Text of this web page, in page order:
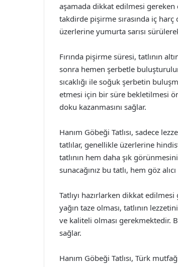
aşamada dikkat edilmesi gereken
takdirde pişirme sırasında iç harç
üzerlerine yumurta sarısı
Fırında pişirme süresi, tatlının
sonra hemen şerbetle
sıcaklığı ile soğuk şerbetin
etmesi için bir süre bekletilmesi
doku kazanmasını sağlar.
Hanım Göbeği Tatlısı, sadece
tatlılar, genellikle üzerlerine
tatlının hem daha şık
sunacağınız bu tatlı, hem göz
Tatlıyı hazırlarken dikkat
yağın taze olması, tatlının
ve kaliteli olması gerekmektedir.
sağlar.
Hanım Göbeği Tatlısı, Türk